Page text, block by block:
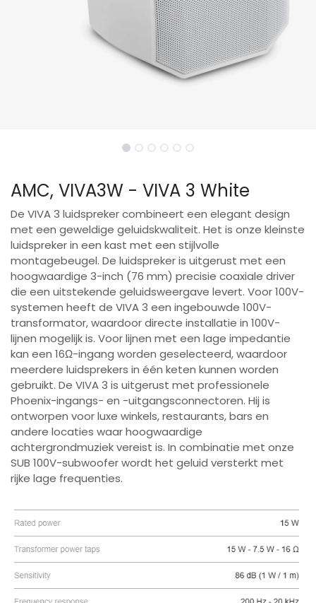
AMC, VIVA3W - VIVA 3 White
De VIVA 3 luidspreker combineert een elegant design
met een geweldige geluidskwaliteit. Het is onze kleinste
luidspreker in een kast met een stijlvolle
montagebeugel. De luidspreker is uitgerust met een
hoogwaardige 3-inch (76 mm) precisie coaxiale driver
die een uitstekende geluidsweergave levert. Voor 100V-
systemen heeft de VIVA 3 een ingebouwde 100V-
transformator, waardoor directe installatie in 100V-
lijnen mogelijk is. Voor lijnen met een lage impedantie
kan een 16Ω-ingang worden geselecteerd, waardoor
meerdere luidsprekers in één keten kunnen worden
gebruikt. De VIVA 3 is uitgerust met professionele
Phoenix-ingangs- en -uitgangsconnectoren. Hij is
ontworpen voor luxe winkels, restaurants, bars en
andere locaties waar hoogwaardige
achtergrondmuziek vereist is. In combinatie met onze
SUB 100V-subwoofer wordt het geluid versterkt met
rijke lage frequenties.